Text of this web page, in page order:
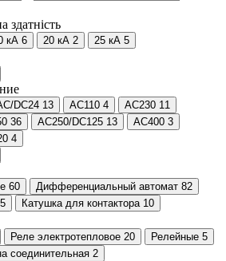
здатність
кА 6 20 кА 2 25 кА 5
DC24 13 AC110 4 AC230 11
36 AC250/DC125 13 AC400 3
4
60 Дифференциальный автомат 82
5 Катушка для контактора 10
Реле электротепловое 20 Релейные 5
соединительная 2